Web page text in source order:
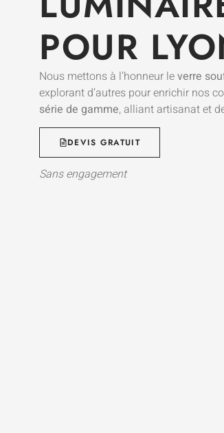
POUR
Nous mettons à l’honneur leverre
explorant d’autres pour enrichir nos
série de gamme, alliant artisanat et
DEVIS GRATUIT
Sans engagement